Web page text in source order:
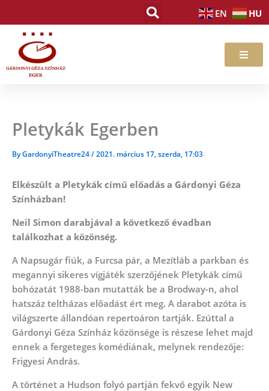
content
EN HU
Pletykák Egerben
ByGardonyiTheatre24/2021. március 17, szerda, 17:03
Elkészült a Pletykák című előadás a Gárdonyi Géza
Színházban!
Neil Simon darabjával a következő évadban
találkozhat a közönség.
A Napsugár fiúk, a Furcsa pár, a Mezítláb a parkban és
megannyi sikeres vígjáték szerzőjének Pletykák című
bohózatát 1988-ban mutatták be a Brodway-n, ahol
hatszáz teltházas előadást ért meg. A darabot azóta is
világszerte állandóan repertoáron tartják. Ezúttal a
Gárdonyi Géza Színház közönsége is részese lehet majd
ennek a fergeteges komédiának, melynek rendezője:
Frigyesi András.
A történet a Hudson folyó partján fekvő egyik New